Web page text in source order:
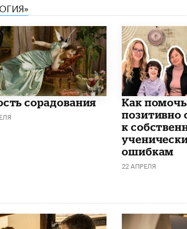
сорадования
Как
позитивно
к
ошибкам
22 АПРЕЛЯ